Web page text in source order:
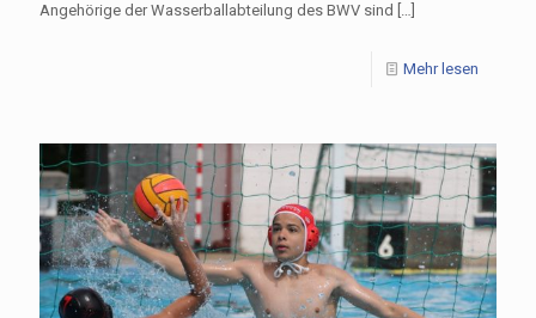
Angehörige der Wasserballabteilung des BWV sind […]
Mehr lesen